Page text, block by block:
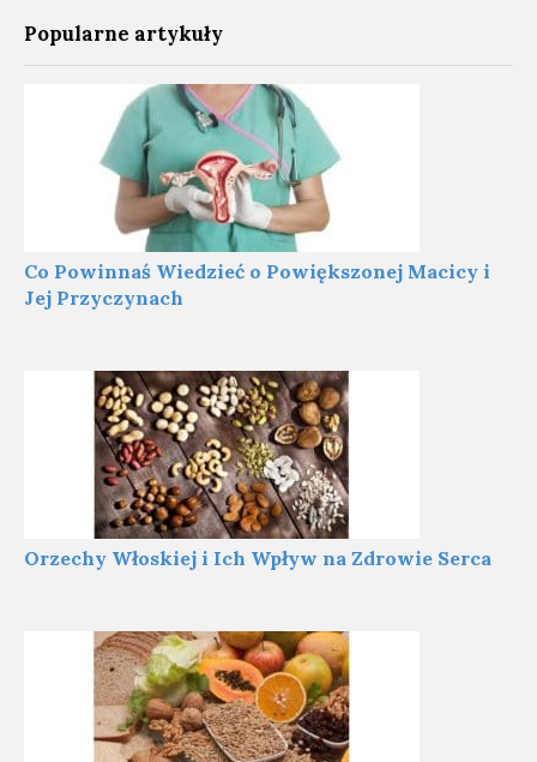
Popularne artykuły
Co Powinnaś Wiedzieć o Powiększonej Macicy i
Jej Przyczynach
Orzechy Włoskiej i Ich Wpływ na Zdrowie Serca